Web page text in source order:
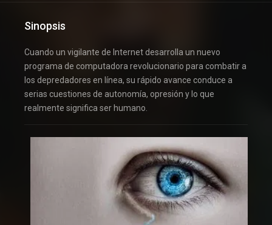
Sinopsis
Cuando un vigilante de Internet desarrolla un nuevo
programa de computadora revolucionario para combatir a
los depredadores en línea, su rápido avance conduce a
serias cuestiones de autonomía, opresión y lo que
realmente significa ser humano.